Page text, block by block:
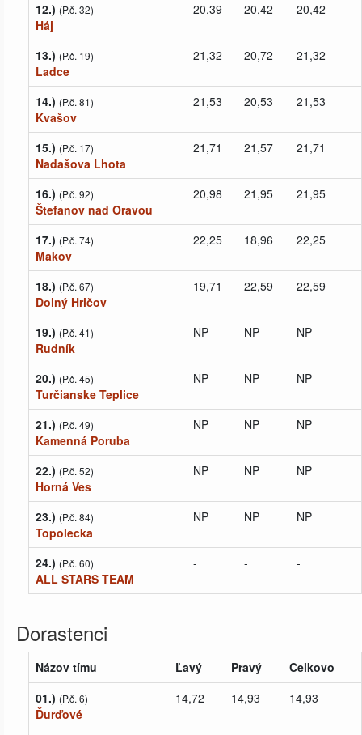
12.) (P.č. 32)
Háj
20,39 20,42 20,42
13.) (P.č. 19)
Ladce
21,32 20,72 21,32
14.) (P.č. 81)
Kvašov
21,53 20,53 21,53
15.) (P.č. 17)
Nadašova Lhota
21,71 21,57 21,71
16.) (P.č. 92)
Štefanov nad Oravou
20,98 21,95 21,95
17.) (P.č. 74)
Makov
22,25 18,96 22,25
18.) (P.č. 67)
Dolný Hričov
19,71 22,59 22,59
19.) (P.č. 41)
Rudník
NP NP NP
20.) (P.č. 45)
Turčianske Teplice
NP NP NP
21.) (P.č. 49)
Kamenná Poruba
NP NP NP
22.) (P.č. 52)
Horná Ves
NP NP NP
23.) (P.č. 84)
Topolecka
NP NP NP
24.) (P.č. 60)
ALL STARS TEAM
- - -
Dorastenci
Názov tímu Ľavý Pravý
Celkovo
01.) (P.č. 6)
Ďurďové
14,72 14,93 14,93